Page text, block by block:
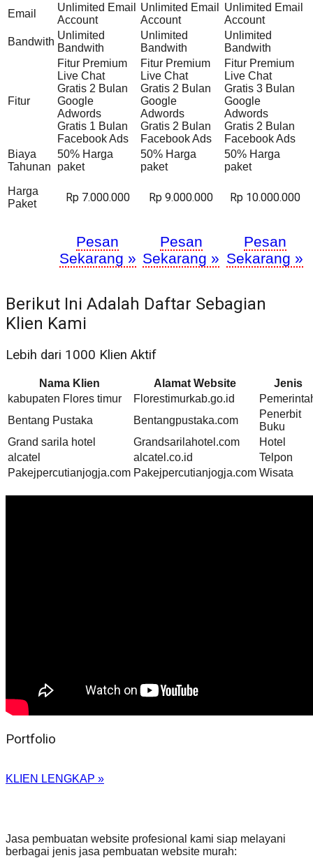
Email
Unlimited Email
Account
Unlimited Email
Account
Unlimited Email
Account
Bandwith
Unlimited
Bandwith
Unlimited
Bandwith
Unlimited
Bandwith
Fitur
Fitur Premium
Live Chat
Gratis 2 Bulan
Google
Adwords
Gratis 1 Bulan
Facebook Ads
Fitur Premium
Live Chat
Gratis 2 Bulan
Google
Adwords
Gratis 2 Bulan
Facebook Ads
Fitur Premium
Live Chat
Gratis 3 Bulan
Google
Adwords
Gratis 2 Bulan
Facebook Ads
Biaya
Tahunan
50% Harga
paket
50% Harga
paket
50% Harga
paket
Harga
Paket
Rp 7.000.000 Rp 9.000.000 Rp 10.000.000
Pesan
Sekarang »
Pesan
Sekarang »
Pesan
Sekarang »
Berikut Ini Adalah Daftar Sebagian
Klien Kami
Lebih dari 1000 Klien Aktif
Nama Klien Alamat Website
Jenis
kabupaten Flores timur
Florestimurkab.go.id
Bentang Pustaka
Bentangpustaka.com
Penerbit
Buku
Grand sarila hotel
Grandsarilahotel.com
Hotel
alcatel
alcatel.co.id
Telpon
Pakejpercutianjogja.com Pakejpercutianjogja.com Wisata
Portfolio
KLIEN LENGKAP »
Jasa pembuatan website profesional kami siap melayani
berbagai jenis jasa pembuatan website murah: